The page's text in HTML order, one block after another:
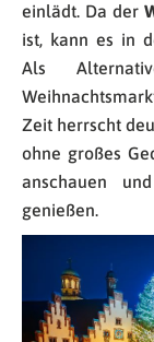
einlädt. Da der
ist, kann es in
Als
Zeit herrscht
ohne großes
anschauen
genießen.